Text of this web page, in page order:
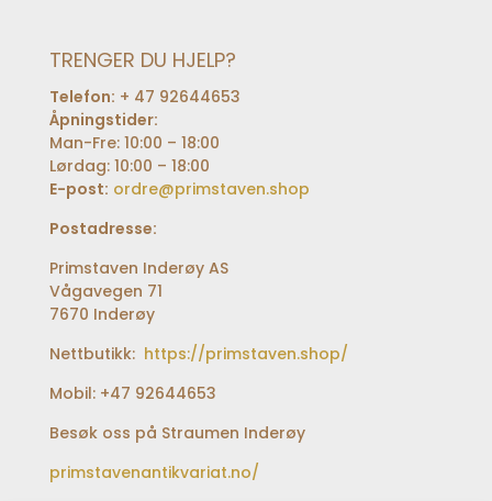
TRENGER DU HJELP?
Telefon: + 47 92644653
Åpningstider:
Man-Fre: 10:00 – 18:00
Lørdag: 10:00 – 18:00
E-post: ordre@primstaven.shop
Postadresse:
Primstaven Inderøy AS
Vågavegen 71
7670 Inderøy
Nettbutikk: https://primstaven.shop/
Mobil: +47 92644653
Besøk oss på Straumen Inderøy
primstavenantikvariat.no/